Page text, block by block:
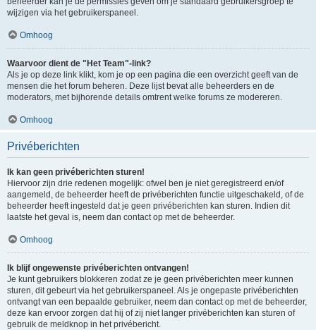
wijzigen via het gebruikerspaneel.
Omhoog
Waarvoor dient de "Het Team"-link?
Als je op deze link klikt, kom je op een pagina die een overzicht geeft van de
mensen die het forum beheren. Deze lijst bevat alle beheerders en de
moderators, met bijhorende details omtrent welke forums ze modereren.
Omhoog
Privéberichten
Ik kan geen privéberichten sturen!
Hiervoor zijn drie redenen mogelijk: ofwel ben je niet geregistreerd en/of
aangemeld, de beheerder heeft de privéberichten functie uitgeschakeld, of de
beheerder heeft ingesteld dat je geen privéberichten kan sturen. Indien dit
laatste het geval is, neem dan contact op met de beheerder.
Omhoog
Ik blijf ongewenste privéberichten ontvangen!
Je kunt gebruikers blokkeren zodat ze je geen privéberichten meer kunnen
sturen, dit gebeurt via het gebruikerspaneel. Als je ongepaste privéberichten
ontvangt van een bepaalde gebruiker, neem dan contact op met de beheerder,
deze kan ervoor zorgen dat hij of zij niet langer privéberichten kan sturen of
gebruik de meldknop in het privébericht.